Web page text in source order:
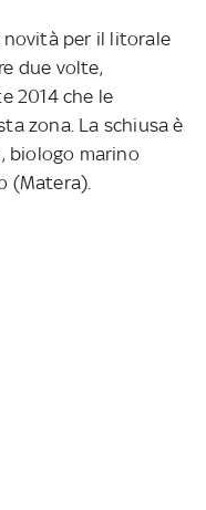
per il litorale
due volte,
2014 che le
zona. La schiusa è
biologo marino
(Matera).